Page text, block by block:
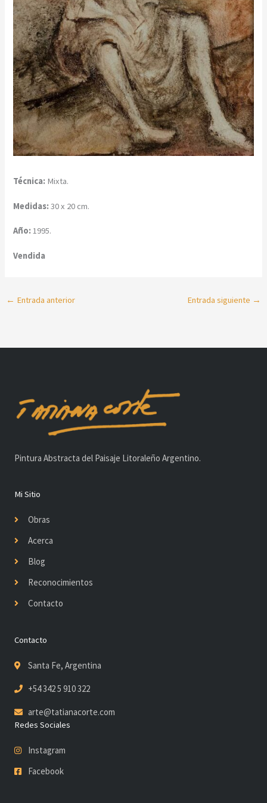
Técnica: Mixta.
Medidas: 30 x 20 cm.
Año: 1995.
Vendida
← Entrada anterior Entrada siguiente →
Pintura Abstracta del Paisaje Litoraleño Argentino.
Mi Sitio
Obras
Acerca
Blog
Reconocimientos
Contacto
Contacto
Santa Fe, Argentina
+54 342 5 910 322
arte@tatianacorte.com
Redes Sociales
Instagram
Facebook